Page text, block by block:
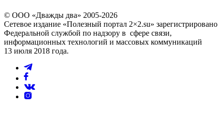
© ООО «Дважды два» 2005-2026
Сетевое издание «Полезный портал 2×2.su» зарегистрировано
Федеральной службой по надзору в сфере связи,
информационных технологий и массовых коммуникаций
13 июля 2018 года.